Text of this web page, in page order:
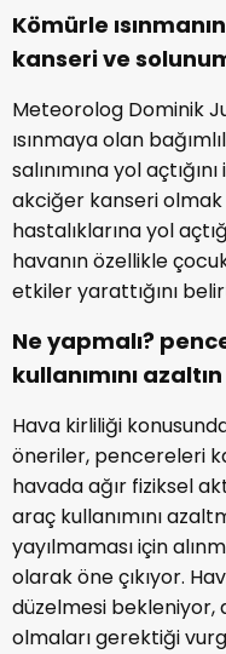
Kömürle
kanseri ve
Meteorolog Dominik
ısınmaya olan
salınımına yol
akciğer kanseri
hastalıklarına yol
havanın özellikle
etkiler yarattığını
Ne yapmalı?
kullanımını azaltın
Hava kirliliği
öneriler, pencereleri
havada ağır fiziksel
araç kullanımını
yayılmaması için
olarak öne çıkıyor.
düzelmesi bekleniyor,
olmaları gerektiği